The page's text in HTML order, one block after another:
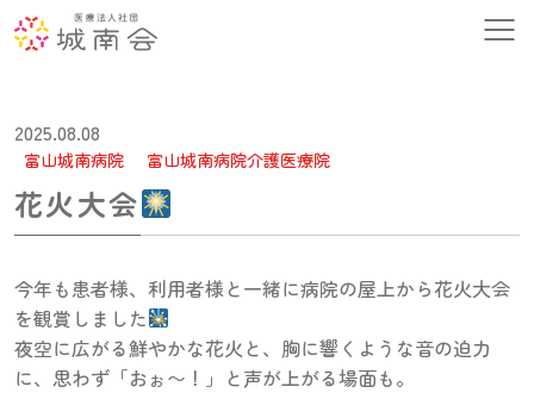
2025.08.08
富山城南病院 富山城南病院介護医療院
花火大会
今年も患者様、利用者様と一緒に病院の屋上から花火大会
を観賞しました
夜空に広がる鮮やかな花火と、胸に響くような音の迫力
に、思わず「おぉ〜！」と声が上がる場面も。